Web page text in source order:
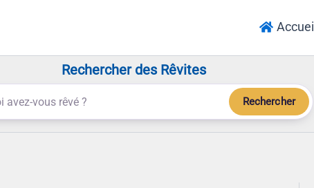
Accueil
Rechercher des Rêvites
Rechercher